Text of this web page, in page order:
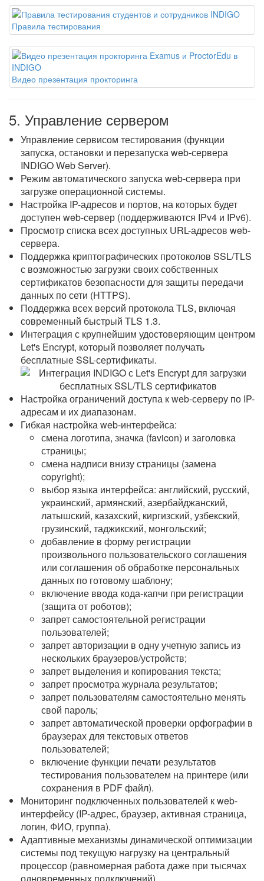
Правила тестирования
Видео презентация прокторинга
5. Управление сервером
Управление сервисом тестирования (функции
запуска, остановки и перезапуска web-сервера
INDIGO Web Server).
Режим автоматического запуска web-сервера при
загрузке операционной системы.
Настройка IP-адресов и портов, на которых будет
доступен web-сервер (поддерживаются IPv4 и IPv6).
Просмотр списка всех доступных URL-адресов web-
сервера.
Поддержка криптографических протоколов SSL/TLS
с возможностью загрузки своих собственных
сертификатов безопасности для защиты передачи
данных по сети (HTTPS).
Поддержка всех версий протокола TLS, включая
современный быстрый TLS 1.3.
Интеграция с крупнейшим удостоверяющим центром
Let's Encrypt, который позволяет получать
бесплатные SSL-сертификаты.
Настройка ограничений доступа к web-серверу по IP-
адресам и их диапазонам.
Гибкая настройка web-интерфейса:
смена логотипа, значка (favicon) и заголовка
страницы;
смена надписи внизу страницы (замена
copyright);
выбор языка интерфейса: английский, русский,
украинский, армянский, азербайджанский,
латышский, казахский, киргизский, узбекский,
грузинский, таджикский, монгольский;
добавление в форму регистрации
произвольного пользовательского соглашения
или соглашения об обработке персональных
данных по готовому шаблону;
включение ввода кода-капчи при регистрации
(защита от роботов);
запрет самостоятельной регистрации
пользователей;
запрет авторизации в одну учетную запись из
нескольких браузеров/устройств;
запрет выделения и копирования текста;
запрет просмотра журнала результатов;
запрет пользователям самостоятельно менять
свой пароль;
запрет автоматической проверки орфографии в
браузерах для текстовых ответов
пользователей;
включение функции печати результатов
тестирования пользователем на принтере (или
сохранения в PDF файл).
Мониторинг подключенных пользователей к web-
интерфейсу (IP-адрес, браузер, активная страница,
логин, ФИО, группа).
Адаптивные механизмы динамической оптимизации
системы под текущую нагрузку на центральный
процессор (равномерная работа даже при тысячах